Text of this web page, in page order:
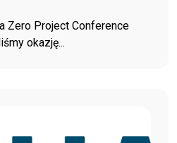
Zero Project Conference
okazję...